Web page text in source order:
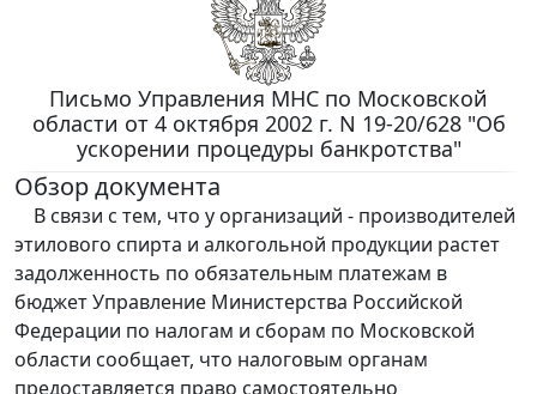
Письмо Управления МНС по Московской
области от 4 октября 2002 г. N 19-20/628 "Об
ускорении процедуры банкротства"
Обзор документа
В связи с тем, что у организаций - производителей
этилового спирта и алкогольной продукции растет
задолженность по обязательным платежам в
бюджет Управление Министерства Российской
Федерации по налогам и сборам по Московской
области сообщает, что налоговым органам
предоставляется право самостоятельно